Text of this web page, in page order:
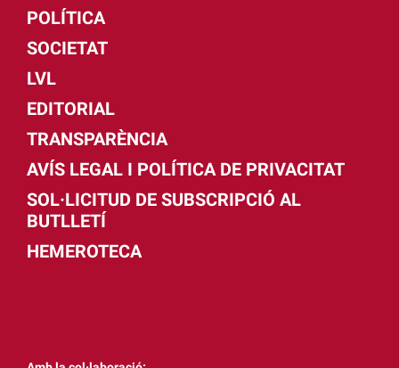
POLÍTICA
SOCIETAT
LVL
EDITORIAL
TRANSPARÈNCIA
AVÍS LEGAL I POLÍTICA DE PRIVACITAT
SOL·LICITUD DE SUBSCRIPCIÓ AL
BUTLLETÍ
HEMEROTECA